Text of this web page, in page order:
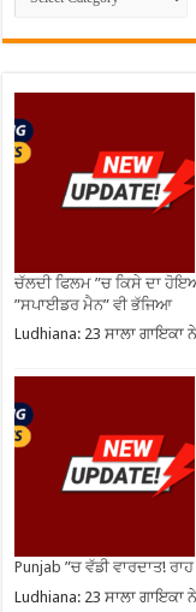
ਚੱਲਦੀ ਫਿਲਮ ”ਚ ਕਿਸੇ ਦਾ
”ਸਪਾਈਡਰ ਮੈਨ” ਵੀ ਭੱਜਿਆ
Ludhiana: 23 ਸਾਲਾ
Punjab ”ਚ ਵੱਡੀ ਵਾਰਦਾਤ!
Ludhiana: 23 ਸਾਲਾ